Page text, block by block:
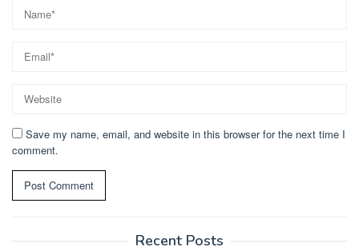
Save my name, email, and website in this browser for the next time I
comment.
Recent Posts